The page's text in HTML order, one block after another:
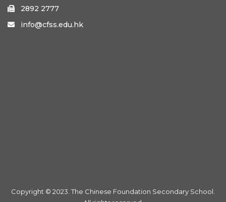
 2892 2777
 info@cfss.edu.hk
Copyright © 2023. The Chinese Foundation Secondary School.